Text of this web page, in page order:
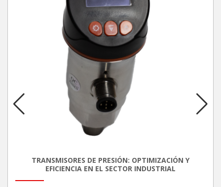
TRANSMISORES DE PRESIÓN: OPTIMIZACIÓN Y
EFICIENCIA EN EL SECTOR INDUSTRIAL